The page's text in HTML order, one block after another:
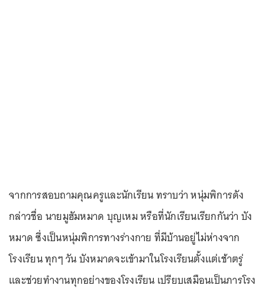
จากการสอบถามคุณครูและนักเรียน ทราบว่า หนุ่มพิการดัง
กล่าวชื่อ นายมูฮัมหมาด บุญเหม หรือที่นักเรียนเรียกกันว่า บัง
หมาด ซึ่งเป็นหนุ่มพิการทางร่างกาย ที่มีบ้านอยู่ไม่ห่างจาก
โรงเรียน ทุกๆ วัน บังหมาดจะเข้ามาในโรงเรียนตั้งแต่เช้าตรู่
และช่วยทำงานทุกอย่างของโรงเรียน เปรียบเสมือนเป็นภารโรง